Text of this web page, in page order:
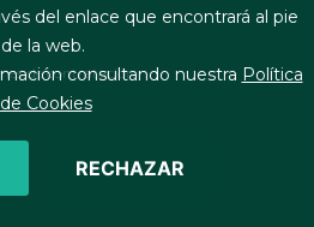
de contratación
del enlace que encontrará al pie
de la web.
consultando nuestra Política
de Cookies
RECHAZAR